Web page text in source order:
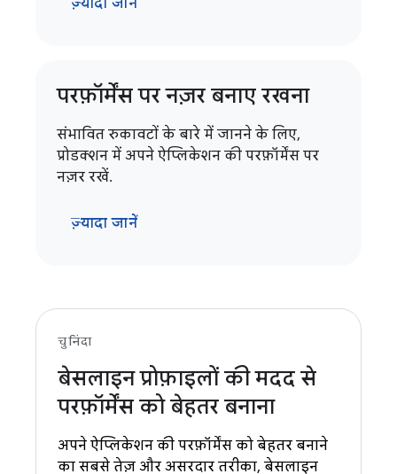
ज़्यादा जानें
परफ़ॉर्मेंस पर नज़र बनाए रखना
संभावित रुकावटों के बारे में जानने के लिए,
प्रोडक्शन में अपने ऐप्लिकेशन की परफ़ॉर्मेंस पर
नज़र रखें.
ज़्यादा जानें
चुनिंदा
बेसलाइन प्रोफ़ाइलों की मदद से
परफ़ॉर्मेंस को बेहतर बनाना
अपने ऐप्लिकेशन की परफ़ॉर्मेंस को बेहतर बनाने
का सबसे तेज़ और असरदार तरीका, बेसलाइन